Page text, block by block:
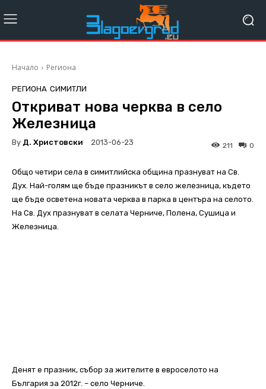
Начало Региона
РЕГИОНА СИМИТЛИ
Откриват нова черква в село
Железница
By Д. Христовски 2013-06-23 0
211
Общо четири села в симитлийска община празнуват на Св.
Дух. Най-голям ще бъде празникът в село железница, където
ще бъде осветена новата черква в парка в центъра на селото.
На Св. Дух празнуват в селата Черниче, Полена, Сушица и
Железница.
Денят е празник, събор за жителите в евроселото на
България за 2012г. – село Черниче.